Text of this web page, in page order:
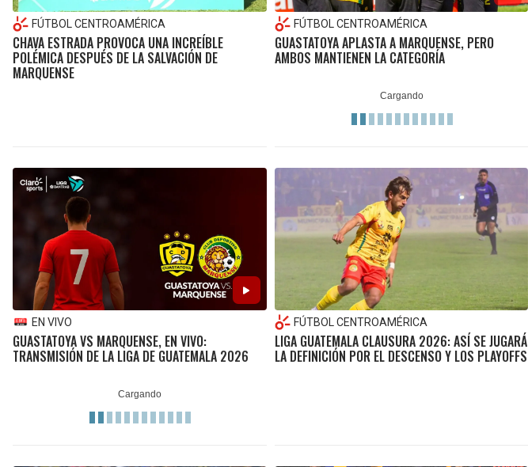
FÚTBOL CENTROAMÉRICA
CHAVA ESTRADA PROVOCA UNA INCREÍBLE
POLÉMICA DESPUÉS DE LA SALVACIÓN DE
MARQUENSE
FÚTBOL CENTROAMÉRICA
GUASTATOYA APLASTA A MARQUENSE, PERO
AMBOS MANTIENEN LA CATEGORÍA
EN VIVO
GUASTATOYA VS MARQUENSE, EN VIVO:
TRANSMISIÓN DE LA LIGA DE GUATEMALA 2026
FÚTBOL CENTROAMÉRICA
LIGA GUATEMALA CLAUSURA 2026: ASÍ SE JUGARÁ
LA DEFINICIÓN POR EL DESCENSO Y LOS PLAYOFFS